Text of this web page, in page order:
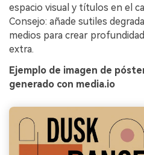
espacio visual y títulos en el
Consejo: añade sutiles
medios para crear
extra.
Ejemplo de imagen de
generado con media.io